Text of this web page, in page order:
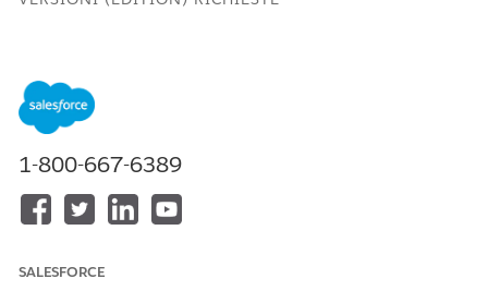
Disponibile nelle versioni:
Editione
Si tratta di una funzione del pacchetto gestito Financial
DaImpostanella casella Ricerca veloce, immettere
metadati
1-800-667-6389
SALESFORCE